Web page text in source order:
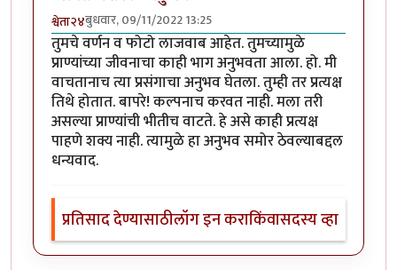
श्वेता२४बुधवार, 09/11/2022 13:25
तुमचे वर्णन व फोटो लाजवाब आहेत. तुमच्यामुळे
प्राण्यांच्या जीवनाचा काही भाग अनुभवता आला. हो. मी
वाचतानाच त्या प्रसंगाचा अनुभव घेतला. तुम्ही तर प्रत्यक्ष
तिथे होतात. बापरे! कल्पनाच करवत नाही. मला तरी
असल्या प्राण्यांची भीतीच वाटते. हे असे काही प्रत्यक्ष
पाहणे शक्य नाही. त्यामुळे हा अनुभव समोर ठेवल्याबद्दल
धन्यवाद.
प्रतिसाद देण्यासाठीलॉग इन कराकिंवासदस्य व्हा